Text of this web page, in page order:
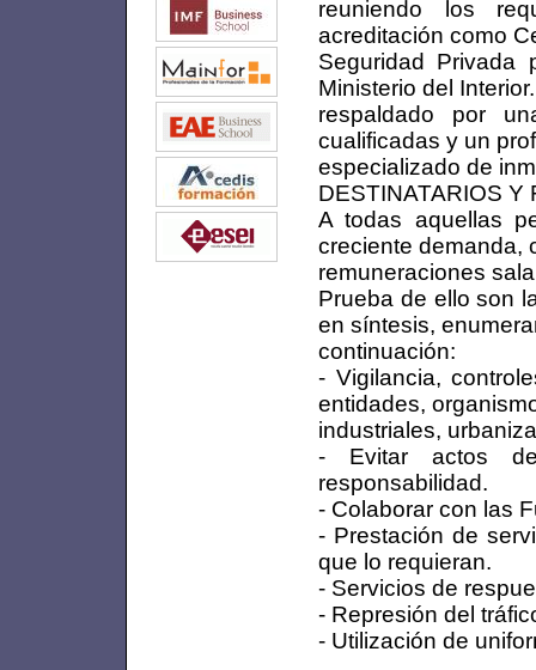
reuniendo los
acreditación como
Seguridad Privada
Ministerio del
respaldado por
cualificadas y un
especializado de
DESTINATARIOS Y
A todas aquellas
creciente demanda,
remuneraciones
Prueba de ello son
en síntesis,
continuación:
- Vigilancia,
entidades,
industriales,
- Evitar actos
responsabilidad.
- Colaborar con las
- Prestación de
que lo requieran.
- Servicios de
- Represión del
- Utilización de